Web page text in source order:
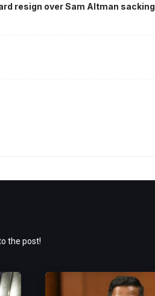
resign over Sam Altman sacking
the post!